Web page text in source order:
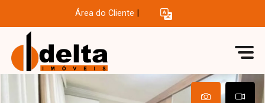
Área do Cliente